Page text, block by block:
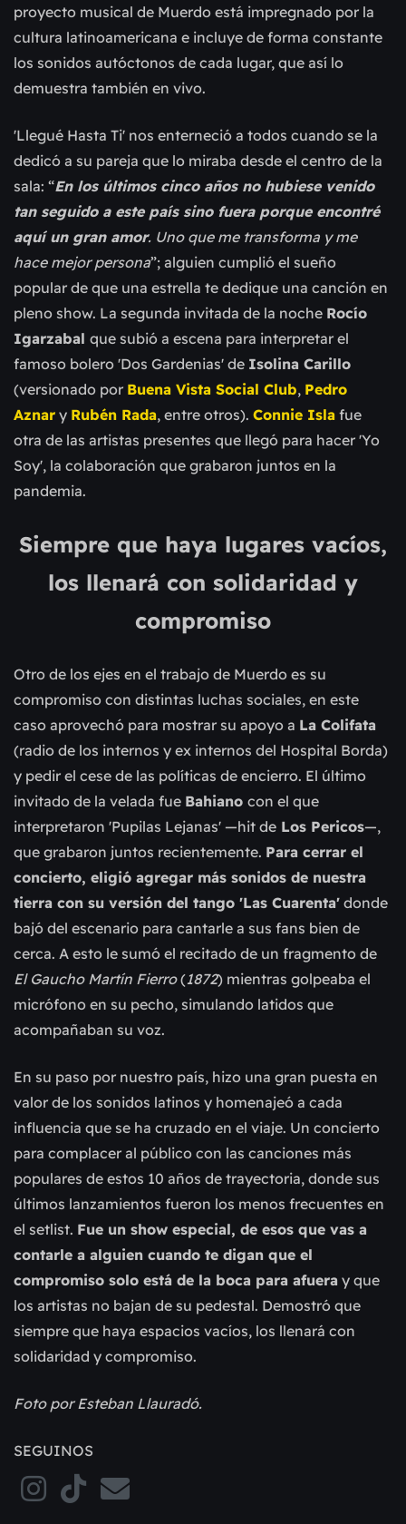
proyecto musical de Muerdo está impregnado por la
cultura latinoamericana e incluye de forma constante
los sonidos autóctonos de cada lugar, que así lo
demuestra también en vivo.
'Llegué Hasta Ti' nos enterneció a todos cuando se la
dedicó a su pareja que lo miraba desde el centro de la
sala: “En los últimos cinco años no hubiese venido
tan seguido a este país sino fuera porque encontré
aquí un gran amor. Uno que me transforma y me
hace mejor persona”; alguien cumplió el sueño
popular de que una estrella te dedique una canción en
pleno show. La segunda invitada de la noche Rocío
Igarzabal que subió a escena para interpretar el
famoso bolero 'Dos Gardenias' de Isolina Carillo
(versionado por Buena Vista Social Club, Pedro
Aznar y Rubén Rada, entre otros). Connie Isla fue
otra de las artistas presentes que llegó para hacer 'Yo
Soy', la colaboración que grabaron juntos en la
pandemia.
Siempre que haya lugares vacíos,
los llenará con solidaridad y
compromiso
Otro de los ejes en el trabajo de Muerdo es su
compromiso con distintas luchas sociales, en este
caso aprovechó para mostrar su apoyo a La Colifata
(radio de los internos y ex internos del Hospital Borda)
y pedir el cese de las políticas de encierro. El último
invitado de la velada fue Bahiano con el que
interpretaron 'Pupilas Lejanas' —hit de Los Pericos—,
que grabaron juntos recientemente. Para cerrar el
concierto, eligió agregar más sonidos de nuestra
tierra con su versión del tango 'Las Cuarenta' donde
bajó del escenario para cantarle a sus fans bien de
cerca. A esto le sumó el recitado de un fragmento de
El Gaucho Martín Fierro (1872) mientras golpeaba el
micrófono en su pecho, simulando latidos que
acompañaban su voz.
En su paso por nuestro país, hizo una gran puesta en
valor de los sonidos latinos y homenajeó a cada
influencia que se ha cruzado en el viaje. Un concierto
para complacer al público con las canciones más
populares de estos 10 años de trayectoria, donde sus
últimos lanzamientos fueron los menos frecuentes en
el setlist. Fue un show especial, de esos que vas a
contarle a alguien cuando te digan que el
compromiso solo está de la boca para afuera y que
los artistas no bajan de su pedestal. Demostró que
siempre que haya espacios vacíos, los llenará con
solidaridad y compromiso.
Foto por Esteban Llauradó.
SEGUINOS